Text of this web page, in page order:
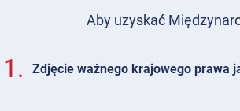
Aby uzyskać
1. Zdjęcie ważnego krajowego prawa